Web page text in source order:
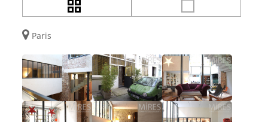
Paris